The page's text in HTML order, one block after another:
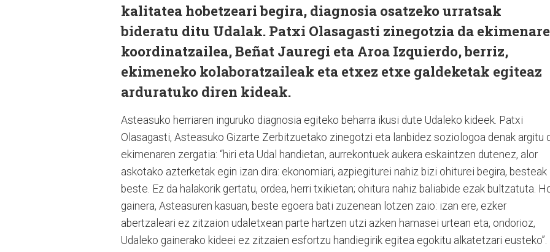
kalitatea hobetzeari begira, diagnosia osatzeko urratsak
bideratu ditu Udalak. Patxi Olasagasti zinegotzia da
koordinatzailea, Beñat Jauregi eta Aroa Izquierdo, berriz,
ekimeneko kolaboratzaileak eta etxez etxe galdeketak egiteaz
arduratuko diren kideak.
Asteasuko herriaren inguruko diagnosia egiteko beharra ikusi dute Udaleko kideek. Patxi
Olasagasti, Asteasuko Gizarte Zerbitzuetako zinegotzi eta lanbidez soziologoa denak argitu
ekimenaren zergatia: “hiri eta Udal handietan, aurrekontuek aukera eskaintzen dutenez, alor
askotako azterketak egin izan dira: ekonomiari, azpiegiturei nahiz bizi ohiturei begira, besteak
beste. Ez da halakorik gertatu, ordea, herri txikietan; ohitura nahiz baliabide ezak bultzatuta.
gainera, Asteasuren kasuan, beste egoera bati zuzenean lotzen zaio: izan ere, ezker
abertzaleari ez zitzaion udaletxean parte hartzen utzi azken hamasei urtean eta, ondorioz,
Udaleko gainerako kideei ez zitzaien esfortzu handiegirik egitea egokitu alkatetzari eusteko”.